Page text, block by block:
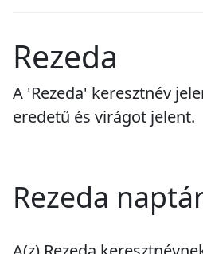
Rezeda
A 'Rezeda' keresztnév
eredetű és virágot jelent.
Rezeda